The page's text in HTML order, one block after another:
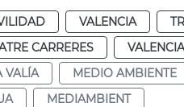
VALENCIA
CARRERES VALENCIA
VALÍA
MEDIO AMBIENTE
MEDIAMBIENT